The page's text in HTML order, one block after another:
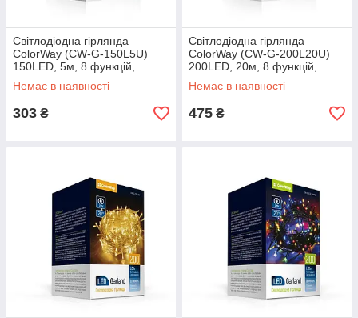
Світлодіодна гірлянда
ColorWay (CW-G-150L5U)
150LED, 5м, 8 функцій,
теплий колір USB
Немає в наявності
303 ₴
Світлодіодна гірлянда
ColorWay (CW-G-200L20U)
200LED, 20м, 8 функцій,
теплий колір, USB
Немає в наявності
475 ₴